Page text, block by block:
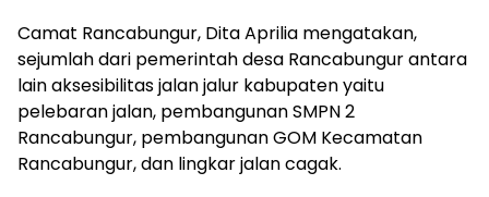
Camat Rancabungur, Dita Aprilia mengatakan,
sejumlah dari pemerintah desa Rancabungur antara
lain aksesibilitas jalan jalur kabupaten yaitu
pelebaran jalan, pembangunan SMPN 2
Rancabungur, pembangunan GOM Kecamatan
Rancabungur, dan lingkar jalan cagak.